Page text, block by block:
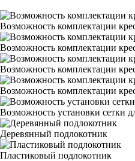
Возможность комплектации
Возможность комплектации
Возможность комплектации
Возможность комплектации
Возможность установки сетки
Деревянный подлокотник
Пластиковый подлокотник